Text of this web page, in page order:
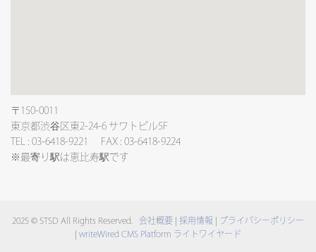
〒150-0011
東京都渋谷区東2-24-6 サワトビル5F
TEL : 03-6418-9221 FAX : 03-6418-9224
※最寄り駅は恵比寿駅です
2025 © STSD All Rights Reserved. 会社概要 採用情報 プライバシーポリシー
writeWired CMS Platform ライトワイヤード